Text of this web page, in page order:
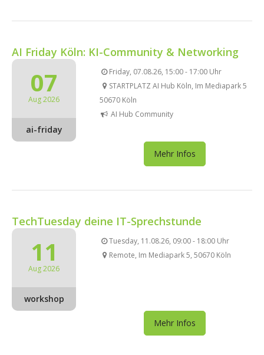
AI Friday Köln: KI-Community & Networking
07
Aug 2026
ai-friday
Friday, 07.08.26, 15:00 - 17:00 Uhr
STARTPLATZ AI Hub Köln, Im Mediapark 5
50670 Köln
AI Hub Community
Mehr Infos
TechTuesday deine IT-Sprechstunde
11
Aug 2026
workshop
Tuesday, 11.08.26, 09:00 - 18:00 Uhr
Remote, Im Mediapark 5, 50670 Köln
Mehr Infos